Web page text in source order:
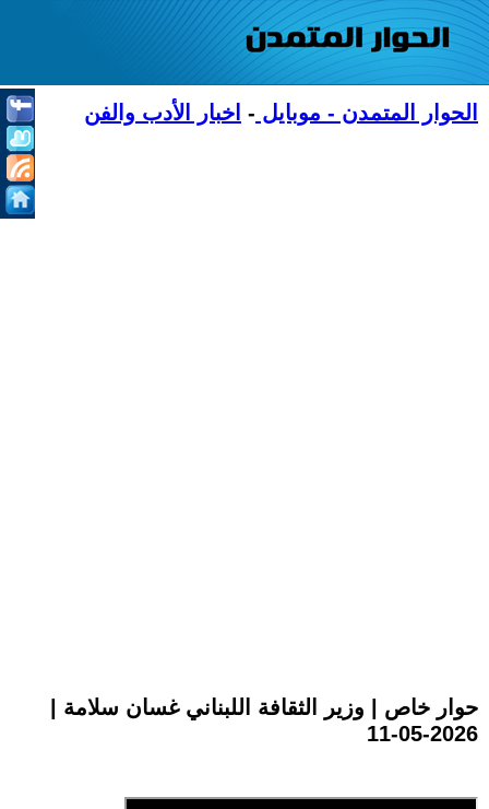
الحوار المتمدن - موبايل - اخبار الأدب والفن
حوار خاص | وزير الثقافة اللبناني غسان سلامة |
2026-05-11